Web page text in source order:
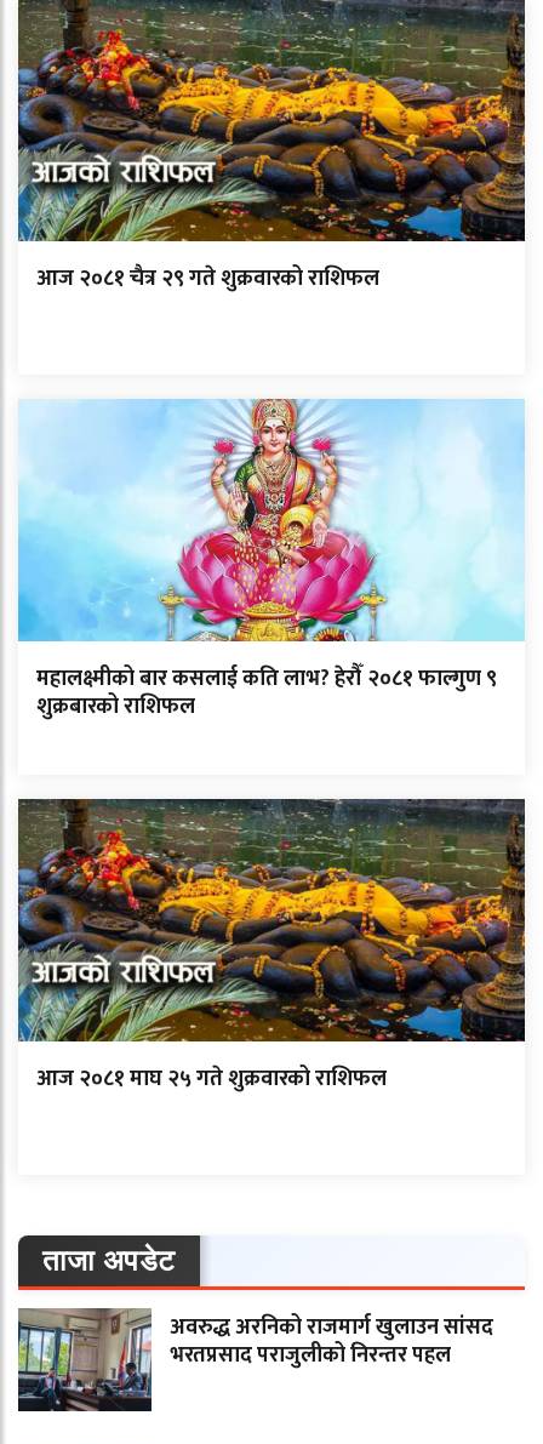
आज २०८१ चैत्र २९ गते शुक्रवारको राशिफल
महालक्ष्मीको बार कसलाई कति लाभ? हेरौँ २०८१ फाल्गुण ९
शुक्रबारको राशिफल
आज २०८१ माघ २५ गते शुक्रवारको राशिफल
ताजा अपडेट
अवरुद्ध अरनिको राजमार्ग खुलाउन सांसद
भरतप्रसाद पराजुलीको निरन्तर पहल